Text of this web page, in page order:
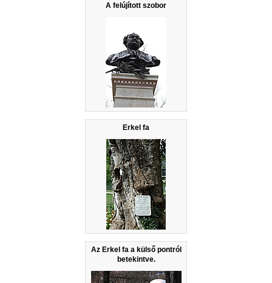
A felújított szobor
Erkel fa
Az Erkel fa a külső pontról
betekintve.